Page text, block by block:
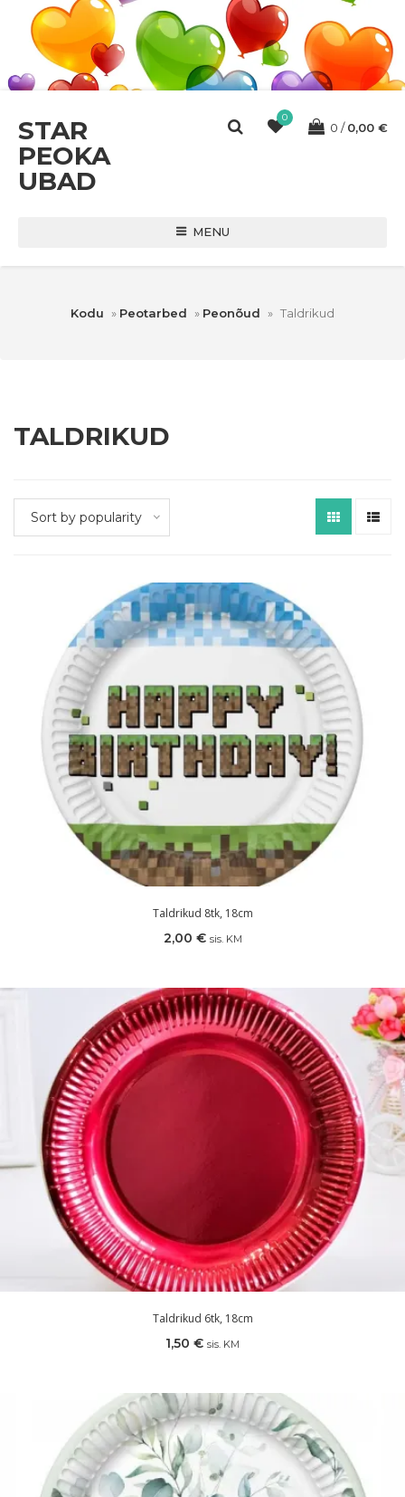
STAR
PEOKA
UBAD
0
0 0,00 €
MENU
Kodu » Peotarbed » Peonõud » Taldrikud
TALDRIKUD
Sort by popularity
Taldrikud 8tk, 18cm
2,00 € sis. KM
Taldrikud 6tk, 18cm
1,50 € sis. KM